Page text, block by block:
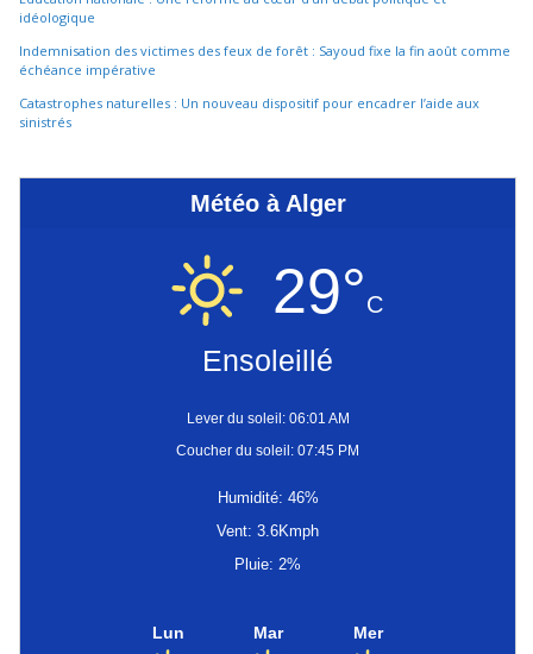
idéologique
Indemnisation des victimes des feux de forêt : Sayoud fixe la fin août comme
échéance impérative
Catastrophes naturelles : Un nouveau dispositif pour encadrer l’aide aux
sinistrés
Météo à Alger
29°C
Ensoleillé
Lever du soleil: 06:01 AM
Coucher du soleil: 07:45 PM
Humidité: 46%
Vent: 3.6Kmph
Pluie: 2%
Lun Mar Mer